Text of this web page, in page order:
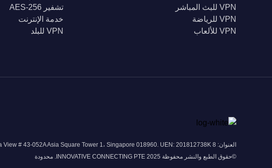
VPN للبث المباشر
VPN للرياضة
VPN للألعاب
تشفير AES-256
خدمة الإنترنت
VPN للبلد
العنوان: 8 Marina View # 43-052A Asia Square Tower 1، Singapore 018960. UEN: 201812738K
©حقوق الطبع والنشر محفوظة 2025 INNOVATIVE CONNECTING PTE. محدودة